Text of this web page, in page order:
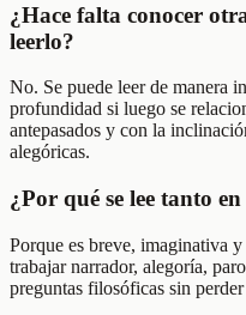
¿Hace falta conocer
leerlo?
No. Se puede leer de manera
profundidad si luego se
antepasados y con la
alegóricas.
¿Por qué se lee tanto
Porque es breve, imaginativa
trabajar narrador, alegoría,
preguntas filosóficas sin